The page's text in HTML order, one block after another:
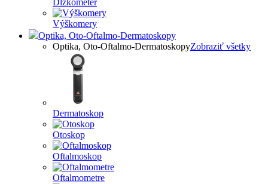
Dĺžkometer
Výškomery
Optika, Oto-Oftalmo-Dermatoskopy
Optika, Oto-Oftalmo-DermatoskopyZobraziť všetky
Dermatoskop
Otoskop
Oftalmoskop
Oftalmometre